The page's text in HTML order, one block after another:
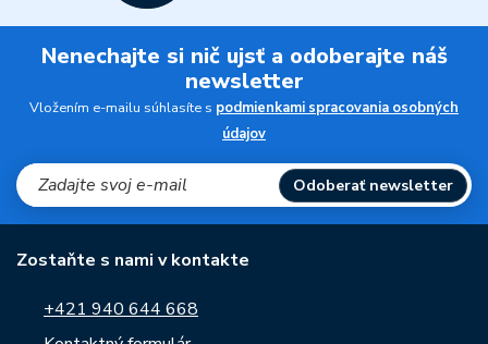
Nenechajte si nič ujsť a odoberajte náš
newsletter
Vložením e-mailu súhlasíte s podmienkami spracovania osobných
údajov
Odoberať newsletter
Zostaňte s nami v kontakte
+421 940 644 668